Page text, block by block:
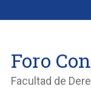
Foro
Facultad de